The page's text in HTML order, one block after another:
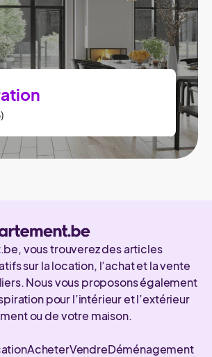
vous trouverez des articles
sur la location, l’achat et la vente
Nous vous proposons également
pour l’intérieur et l’extérieur
ou de votre maison.
AcheterVendreDéménagement